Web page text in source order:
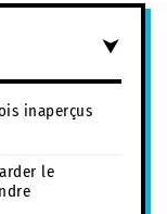
inaperçus
le